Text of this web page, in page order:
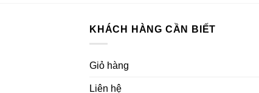
KHÁCH HÀNG CẦN BIẾT
Giỏ hàng
Liên hệ